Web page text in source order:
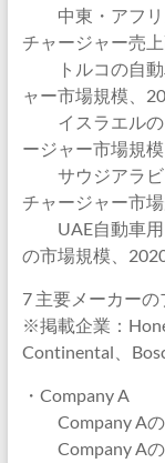
中東・アフリ
チャージャー売
トルコの自動
ャー市場規模、
イスラエルの
ージャー市場規
サウジアラビ
チャージャー市
UAE自動車用
の市場規模、
7 主要メーカー
※掲載企業：
Continental、
・Company A
Company Aの
Company Aの